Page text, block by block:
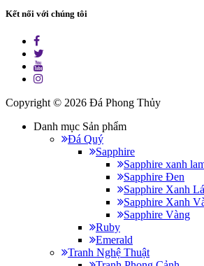
Kết nối với chúng tôi
Copyright © 2026 Đá Phong Thủy
Danh mục Sản phẩm
Đá Quý
Sapphire
Sapphire xanh
Sapphire Đen
Sapphire Xanh Lá
Sapphire Xanh
Sapphire Vàng
Ruby
Emerald
Tranh Nghệ Thuật